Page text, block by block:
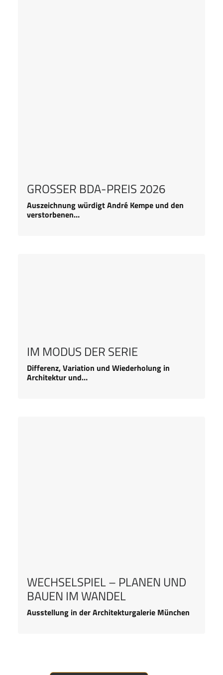
GROSSER BDA-PREIS 2026
Auszeichnung würdigt André Kempe und den
verstorbenen…
IM MODUS DER SERIE
Differenz, Variation und Wiederholung in
Architektur und…
WECHSELSPIEL – PLANEN UND
BAUEN IM WANDEL
Ausstellung in der Architekturgalerie München